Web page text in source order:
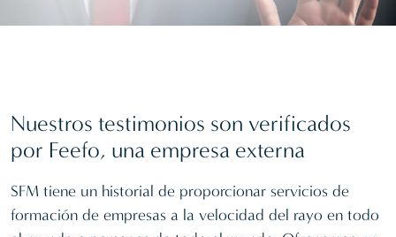
Nuestros testimonios son verificados
por Feefo, una empresa externa
SFM tiene un historial de proporcionar servicios de
formación de empresas a la velocidad del rayo en todo